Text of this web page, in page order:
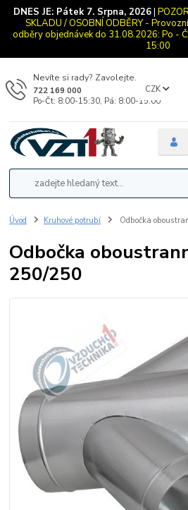
DNES JE: Pátek 7. Srpna, 2026|
SKLADU / OSOBNÍ ODBĚRY -
odběry objednávek do 31.08.2026: Po -
15:00
CZK
Nevíte si rady? Zavolejte.
722 169 000
Po-Čt: 8:00-15:30, Pá: 8:00-15:00
Úvod Kruhové potrubí Odbočka
Odbočka
250/250